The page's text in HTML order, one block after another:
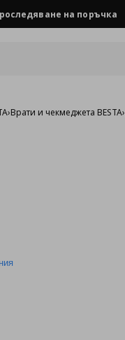
на поръчка
›Врати и чекмеджета BESTA›